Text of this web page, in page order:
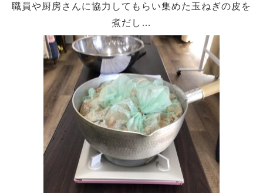
職員や厨房さんに協力してもらい集めた玉ねぎの皮を
煮だし…